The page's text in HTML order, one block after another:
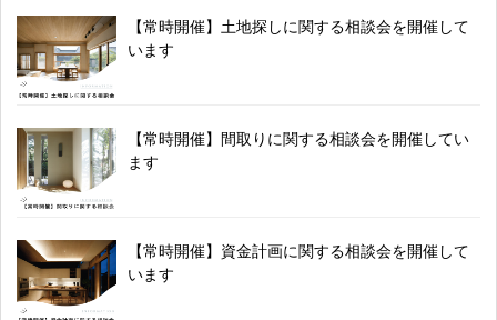
【常時開催】土地探しに関する相談会を開催して
います
【常時開催】間取りに関する相談会を開催してい
ます
【常時開催】資金計画に関する相談会を開催して
います